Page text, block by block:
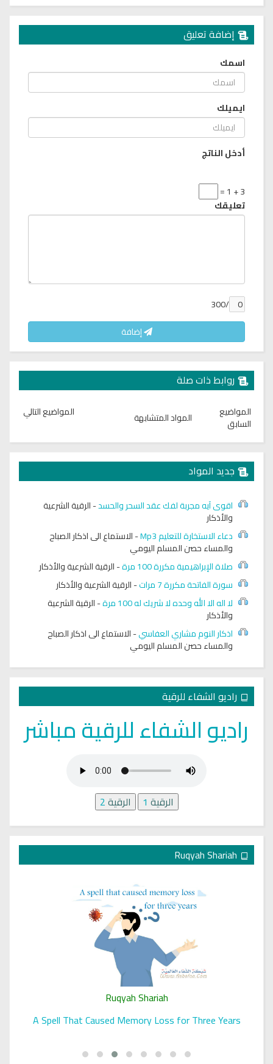
إضافة تعليق
اسمك
ايميلك
أدخل الناتج
3 + 1 =
تعليقك
/300
إضافة
روابط ذات صلة
المواضيع
السابق المواد المتشابهة المواضيع التالي
جديد المواد
اقوى آيه مجربة لفك عقد السحر والحسد-الرقية الشرعية
والأذكار
دعاء الاستخارة للتعليم Mp3
-الاستماع الى اذكار الصباح
والمساء حصن المسلم اليومي
صلاة الإبراهيمية مكررة 100 مرة
-الرقية الشرعية والأذكار
سورة الفاتحة مكررة 7 مرات
-الرقية الشرعية والأذكار
لا اله الا الله وحده لا شريك له 100 مرة
-الرقية الشرعية
والأذكار
اذكار النوم مشاري العفاسي-الاستماع الى اذكار الصباح
والمساء حصن المسلم اليومي
راديو الشفاء للرقية
راديو الشفاء للرقية مباشر
الرقية 1 الرقية2
Ruqyah Shariah
A Spell That Caused Memory Loss for Three Years